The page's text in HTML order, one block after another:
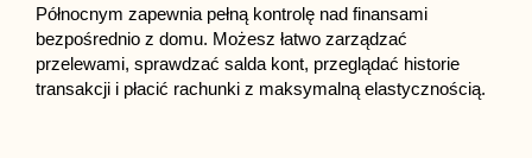
Północnym zapewnia pełną kontrolę nad finansami
bezpośrednio z domu. Możesz łatwo zarządzać
przelewami, sprawdzać salda kont, przeglądać historie
transakcji i płacić rachunki z maksymalną elastycznością.